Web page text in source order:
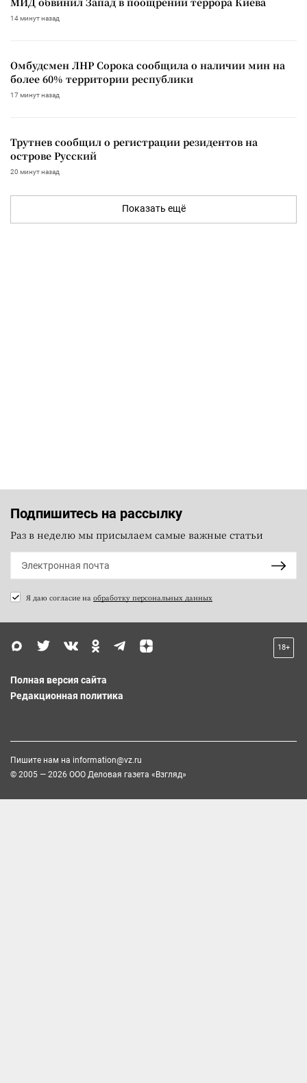
14 минут назад
Омбудсмен ЛНР Сорока сообщила о наличии мин на
более 60% территории республики
17 минут назад
Трутнев сообщил о регистрации резидентов на
острове Русский
20 минут назад
Показать ещё
Подпишитесь на рассылку
Раз в неделю мы присылаем самые важные статьи
Я даю согласие на обработку персональных данных
18+
Полная версия сайта
Редакционная политика
Пишите нам на information@vz.ru
© 2005 — 2026 ООО Деловая газета «Взгляд»